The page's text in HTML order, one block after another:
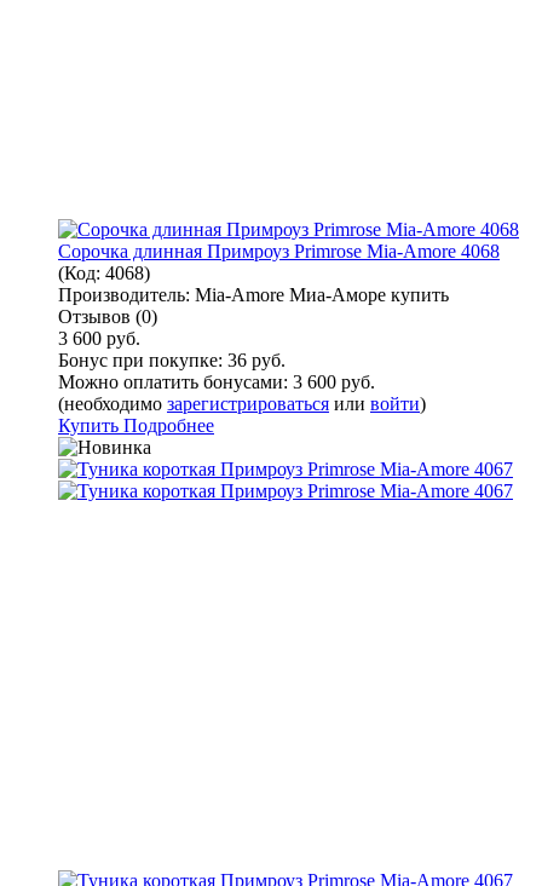
Сорочка длинная Примроуз Primrose Mia-Amore 4068
(Код: 4068)
Производитель: Mia-Amore Миа-Аморе купить
Отзывов (0)
3 600 руб.
Бонус при покупке: 36 руб.
Можно оплатить бонусами: 3 600 руб.
(необходимо зарегистрироваться или войти)
Купить Подробнее